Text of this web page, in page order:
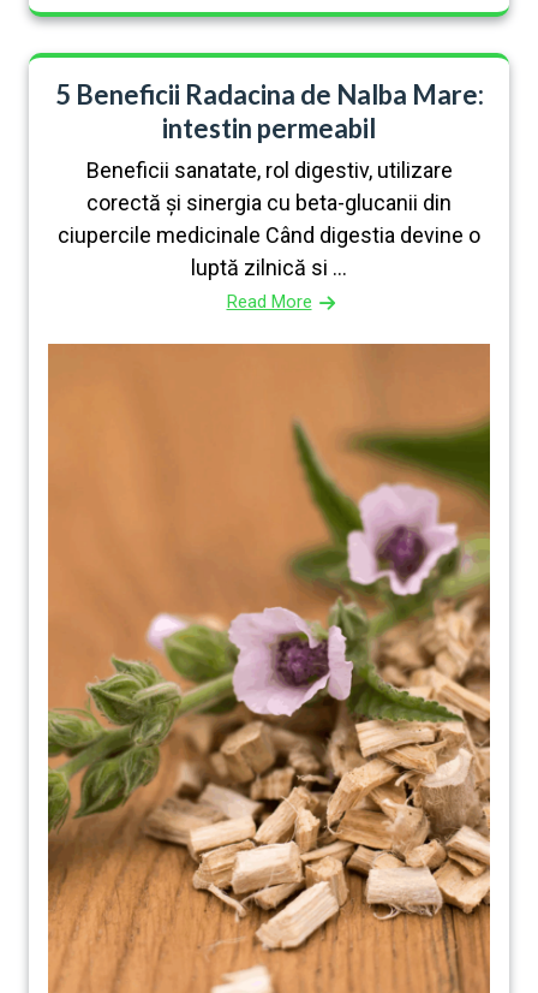
5 Beneficii Radacina de Nalba Mare:
intestin permeabil
Beneficii sanatate, rol digestiv, utilizare
corectă și sinergia cu beta-glucanii din
ciupercile medicinale Când digestia devine o
luptă zilnică si ...
Read More